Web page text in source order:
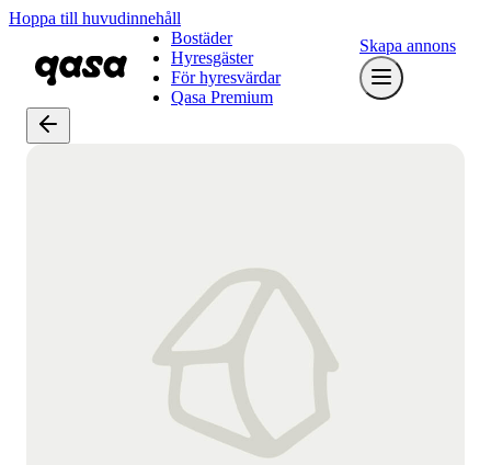
Hoppa till huvudinnehåll
Bostäder
Hyresgäster
För hyresvärdar
Qasa Premium
Skapa annons